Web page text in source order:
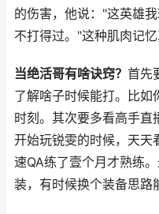
的伤害，他说："这英雄
不打得过。"这种肌肉记
当绝活哥有啥诀窍？ 首先
了解啥子时候能打。比如
时刻。其次要多看高手直
开始玩锐雯的时候，天
速QA练了壹个月才熟练
装，有时候换个装备思路